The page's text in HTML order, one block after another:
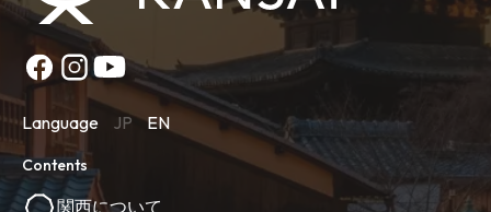
Language JP EN
Contents
関西について